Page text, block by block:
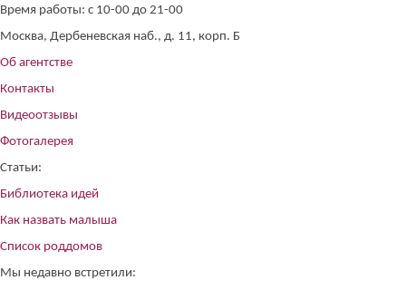
Время работы: с 10-00 до 21-00
Москва, Дербеневская наб., д. 11, корп. Б
Об агентстве
Контакты
Видеоотзывы
Фотогалерея
Статьи:
Библиотека идей
Как назвать малыша
Список роддомов
Мы недавно встретили: